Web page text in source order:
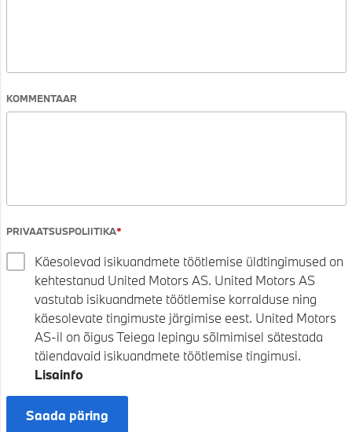
KOMMENTAAR
PRIVAATSUSPOLIITIKA
Käesolevad isikuandmete töötlemise üldtingimused on
kehtestanud United Motors AS. United Motors AS
vastutab isikuandmete töötlemise korralduse ning
käesolevate tingimuste järgimise eest. United Motors
AS-il on õigus Teiega lepingu sõlmimisel sätestada
täiendavaid isikuandmete töötlemise tingimusi.
Lisainfo
Saada päring